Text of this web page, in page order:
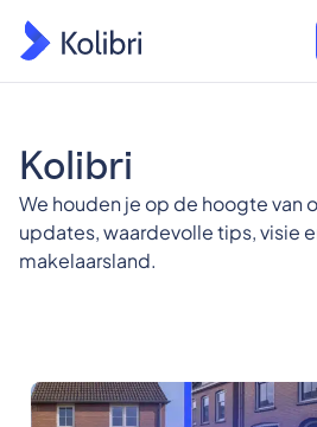
Kolibri
We houden je op de hoogte van
updates, waardevolle tips, visie
makelaarsland.